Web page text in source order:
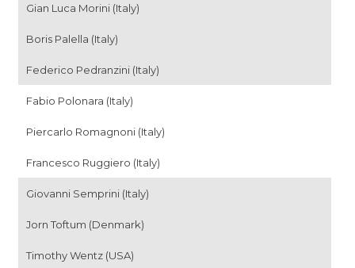
Gian Luca Morini (Italy)
Boris Palella (Italy)
Federico Pedranzini (Italy)
Fabio Polonara (Italy)
Piercarlo Romagnoni (Italy)
Francesco Ruggiero (Italy)
Giovanni Semprini (Italy)
Jorn Toftum (Denmark)
Timothy Wentz (USA)